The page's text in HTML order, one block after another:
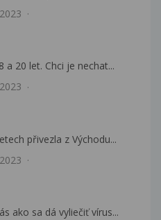
20 let. Chci je nechat...
přivezla z Východu...
ako sa dá vyliečiť vírus...